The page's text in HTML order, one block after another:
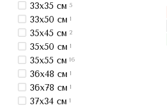
33x35 см 5
33x50 см 1
35x45 см 2
35x50 см 1
35x55 см 16
36x48 см 1
36x78 см 1
37x34 см 1